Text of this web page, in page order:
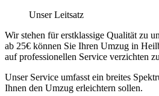
Unser Leitsatz
Wir stehen für erstklassige Qualität zu
ab 25€ können Sie Ihren Umzug in
auf professionellen Service verzichten
Unser Service umfasst ein breites
Ihnen den Umzug erleichtern sollen.